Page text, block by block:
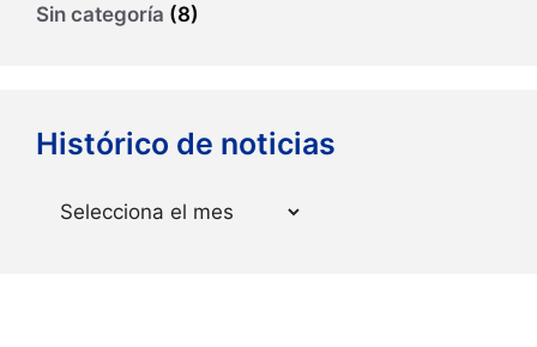
Sin categoría (8)
Histórico de noticias
Arxius